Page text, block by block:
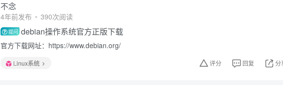
不念
4年前发布 390次阅读
提问 debian操作系统官方正版下载
官方下载网址：https://www.debian.org/
Linux系统 评分 回复 分